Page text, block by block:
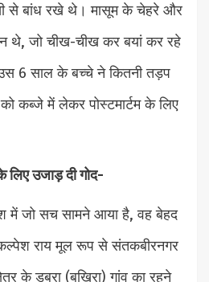
से बांध रखे थे। मासूम के चेहरे और
थे, जो चीख-चीख कर बयां कर रहे
6 साल के बच्चे ने कितनी तड़प
कब्जे में लेकर पोस्टमार्टम के लिए
लिए उजाड़ दी गोद-
में जो सच सामने आया है, वह बेहद
राय मूल रूप से संतकबीरनगर
के डबरा (बखिरा) गांव का रहने